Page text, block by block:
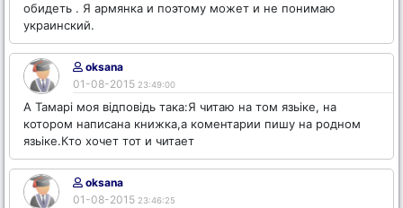
обидеть . Я армянка и поэтому может и не понимаю
украинский.
oksana
01-08-2015 23:49:00
А Тамарі моя відповідь така:Я читаю на том язьіке, на
котором написана книжка,а коментарии пишу на родном
язьіке.Кто хочет тот и читает
oksana
01-08-2015 23:46:25